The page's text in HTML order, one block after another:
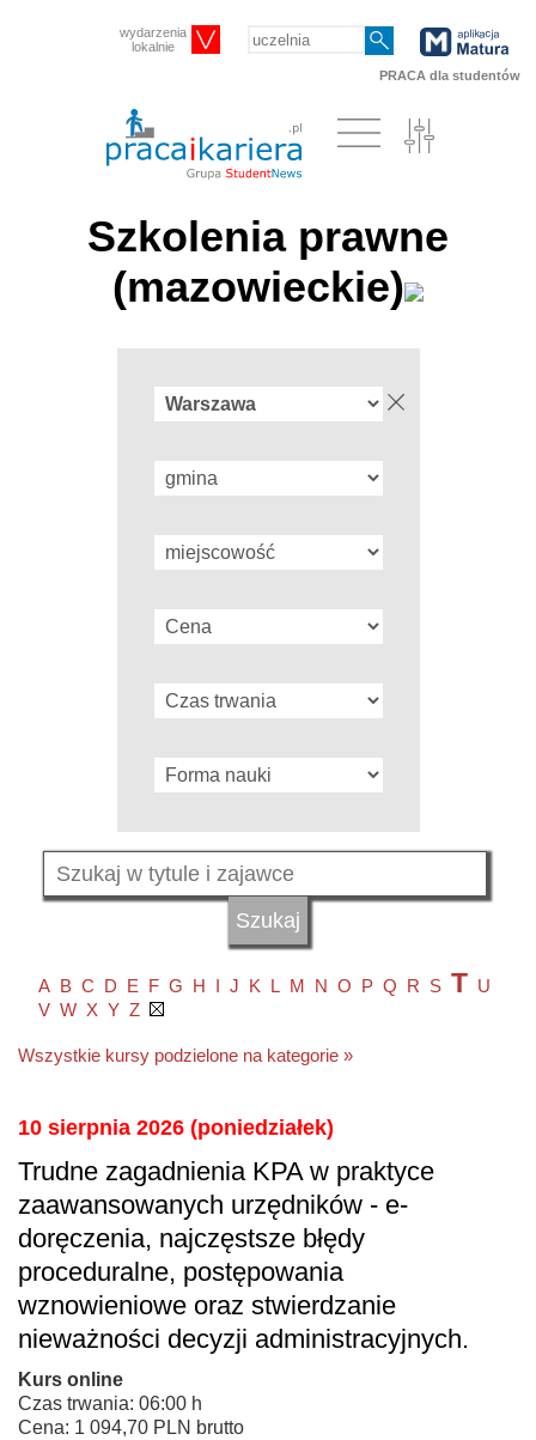
wydarzenia
lokalnie
PRACA dla studentów
Szkolenia prawne
(mazowieckie)
A B C D E F G H I J K L M N O P Q R S T U
V W X Y Z
Wszystkie kursy podzielone na kategorie »
10 sierpnia 2026 (poniedziałek)
Trudne zagadnienia KPA w praktyce
zaawansowanych urzędników - e-
doręczenia, najczęstsze błędy
proceduralne, postępowania
wznowieniowe oraz stwierdzanie
nieważności decyzji administracyjnych.
Kurs online
Czas trwania: 06:00 h
Cena: 1 094,70 PLN brutto